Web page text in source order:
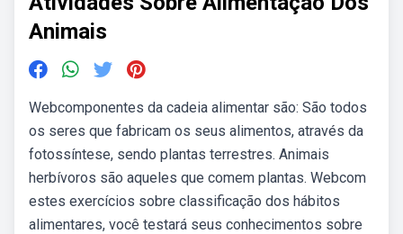
Animais
Webcomponentes da cadeia alimentar são: São todos
os seres que fabricam os seus alimentos, através da
fotossíntese, sendo plantas terrestres. Animais
herbívoros são aqueles que comem plantas. Webcom
estes exercícios sobre classificação dos hábitos
alimentares, você testará seus conhecimentos sobre